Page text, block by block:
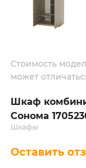
Стоимость
может
Шкаф
Сонома
Шкафы
Оставить